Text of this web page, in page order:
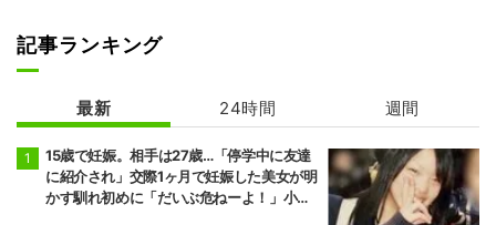
記事ランキング
最新 24時間 週間
15歳で妊娠。相手は27歳…「停学中に友達
に紹介され」交際1ヶ月で妊娠した美女が明
かす馴れ初めに「だいぶ危ねーよ！」小森